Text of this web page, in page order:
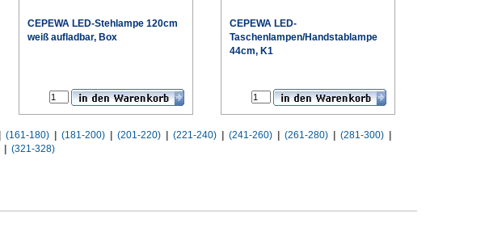
CEPEWA LED-Stehlampe 120cm
weiß aufladbar, Box
CEPEWA LED-
Taschenlampen/Handstablampe
44cm, K1
(161-180) (181-200) (201-220) (221-240) (241-260) (261-280) (281-300)
(321-328)